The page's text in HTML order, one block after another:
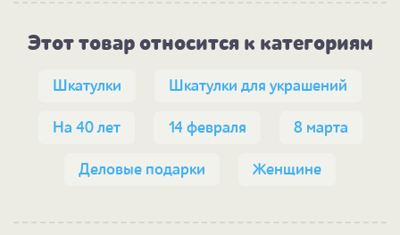
Этот товар относится к категориям
Шкатулки Шкатулки для украшений
На 40 лет 14 февраля 8 марта
Деловые подарки Женщине